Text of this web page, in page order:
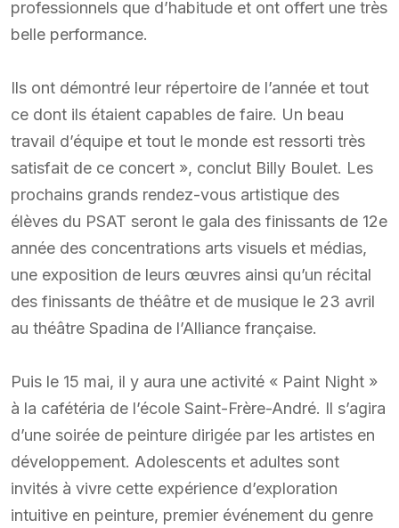
professionnels que d’habitude et ont offert une très
belle performance.
Ils ont démontré leur répertoire de l’année et tout
ce dont ils étaient capables de faire. Un beau
travail d’équipe et tout le monde est ressorti très
satisfait de ce concert », conclut Billy Boulet. Les
prochains grands rendez-vous artistique des
élèves du PSAT seront le gala des finissants de 12e
année des concentrations arts visuels et médias,
une exposition de leurs œuvres ainsi qu’un récital
des finissants de théâtre et de musique le 23 avril
au théâtre Spadina de l’Alliance française.
Puis le 15 mai, il y aura une activité « Paint Night »
à la cafétéria de l’école Saint-Frère-André. Il s’agira
d’une soirée de peinture dirigée par les artistes en
développement. Adolescents et adultes sont
invités à vivre cette expérience d’exploration
intuitive en peinture, premier événement du genre